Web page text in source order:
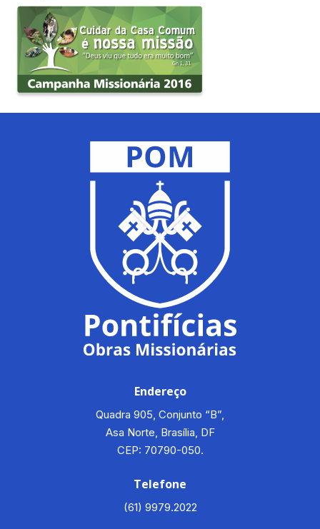
Endereço
Quadra 905, Conjunto “B”,
Asa Norte, Brasília, DF
CEP: 70790-050.
Telefone
(61) 9979.2022